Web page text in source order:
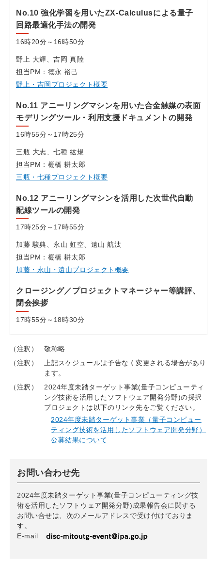
No.10 強化学習を用いたZX-Calculusによる量子
回路最適化手法の開発
16時20分～16時50分
野上 大輝、吉岡 真陸
担当PM：徳永 裕己
野上・吉岡プロジェクト概要
No.11 アニーリングマシンを用いた合金触媒の表面
モデリングツール・利用支援ドキュメントの開発
16時55分～17時25分
三瓶 大志、七種 紘規
担当PM：棚橋 耕太郎
三瓶・七種プロジェクト概要
No.12 アニーリングマシンを活用した次世代自動
配線ツールの開発
17時25分～17時55分
加藤 駿典、永山 虹空、遠山 航汰
担当PM：棚橋 耕太郎
加藤・永山・遠山プロジェクト概要
クロージング／プロジェクトマネージャー等講評、
閉会挨拶
17時55分～18時30分
（注釈）
敬称略
（注釈）
上記スケジュールは予告なく変更される場合があり
ます。
（注釈）
2024年度未踏ターゲット事業(量子コンピューティ
ング技術を活用したソフトウェア開発分野)の採択
プロジェクトは以下のリンク先をご覧ください。
2024年度未踏ターゲット事業（量子コンピュー
ティング技術を活用したソフトウェア開発分野）
公募結果について
お問い合わせ先
2024年度未踏ターゲット事業(量子コンピューティング技
術を活用したソフトウェア開発分野)成果報告会に関する
お問い合せは、次のメールアドレスで受け付けておりま
す。
E-mail